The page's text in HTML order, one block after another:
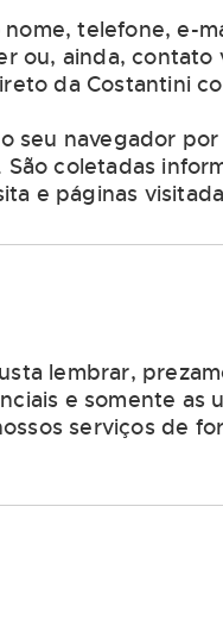
telefone, e-
ou, ainda, contato
da Costantini
seu navegador
coletadas
e páginas
lembrar,
e somente as
serviços de